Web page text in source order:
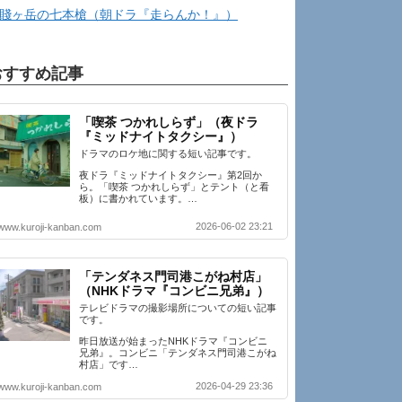
賤ヶ岳の七本槍（朝ドラ『走らんか！』）
すめ記事
「喫茶 つかれしらず」（夜ドラ
『ミッドナイトタクシー』）
ドラマのロケ地に関する短い記事です。
夜ドラ『ミッドナイトタクシー』第2回か
ら。「喫茶 つかれしらず」とテント（と看
板）に書かれています。…
kanban.com 2026-06-02 23:21
「テンダネス門司港こがね村店」
（NHKドラマ『コンビニ兄弟』）
テレビドラマの撮影場所についての短い記事
です。
昨日放送が始まったNHKドラマ『コンビニ
兄弟』。コンビニ「テンダネス門司港こがね
村店」です…
kanban.com 2026-04-29 23:36